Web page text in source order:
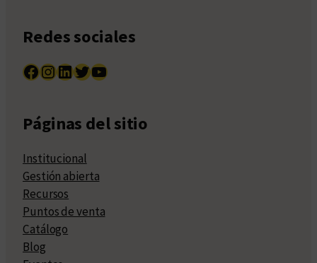
Redes sociales
Facebook InstagramLinkedIn Twitter YouTube
Páginas del sitio
Institucional
Gestión abierta
Recursos
Puntos de venta
Catálogo
Blog